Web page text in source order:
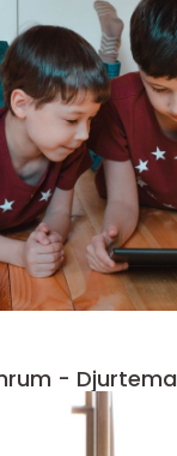
- Djurtema